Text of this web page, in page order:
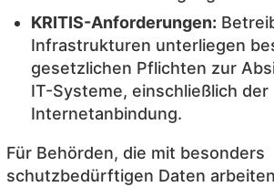
KRITIS-Anforderungen:
Infrastrukturen unterliegen
gesetzlichen Pflichten zur
IT-Systeme, einschließlich der
Internetanbindung.
Für Behörden, die mit besonders
schutzbedürftigen Daten